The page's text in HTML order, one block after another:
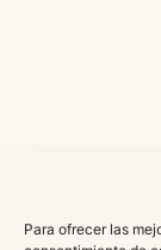
Para ofrecer las